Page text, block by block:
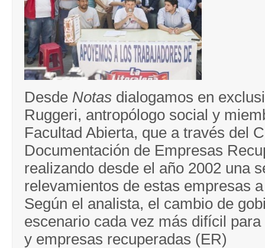
Desde Notas dialogamos en
Ruggeri, antropólogo social y
Facultad Abierta, que a través del
Documentación de Empresas
realizando desde el año 2002 una
relevamientos de estas empresas
Según el analista, el cambio de
escenario cada vez más difícil
y empresas recuperadas (ER)